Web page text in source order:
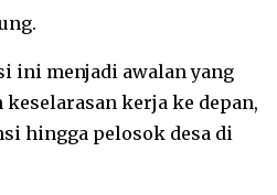
ini menjadi awalan yang
kerja ke depan,
hingga pelosok desa di